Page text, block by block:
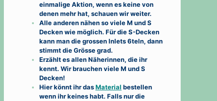
einmalige Aktion, wenn es keine von
denen mehr hat, schauen wir weiter.
Alle anderen nähen so viele M und S
Decken wie möglich. Für die S-Decken
kann man die grossen Inlets 6teln, dann
stimmt die Grösse grad.
Erzählt es allen Näherinnen, die ihr
kennt. Wir brauchen viele M und S
Decken!
Hier könnt ihr dasMaterial bestellen
wenn ihr keines habt. Falls nur die